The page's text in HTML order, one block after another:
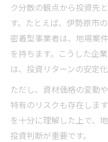
ク分散の観点から投資先
す。たとえば、伊勢原市
密着型事業者は、地場案
を持ちます。こうした企
は、投資リターンの安定
ただし、資材価格の変動
特有のリスクも存在しま
を十分に理解した上で、
投資判断が重要です。